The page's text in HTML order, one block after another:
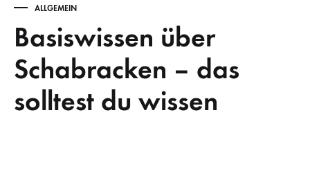
ALLGEMEIN
Basiswissen über
Schabracken – das
solltest du wissen